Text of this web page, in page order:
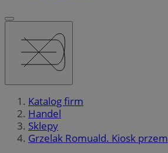
Katalog firm
Handel
Sklepy
Grzelak Romuald. Kiosk